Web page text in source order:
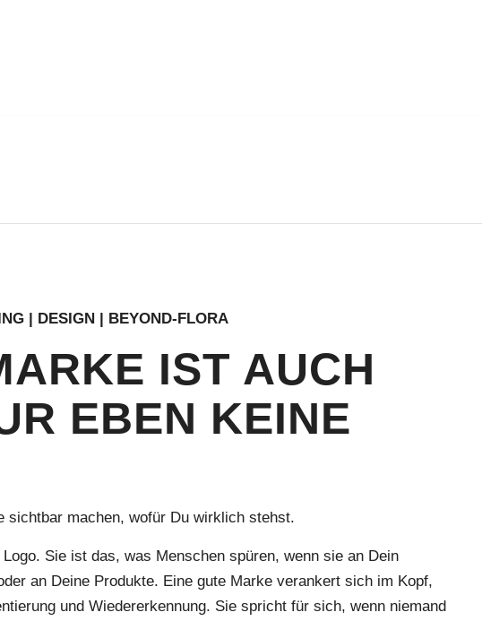
| DESIGN | BEYOND-FLORA
IST AUCH
EBEN KEINE
sichtbar machen, wofür Du wirklich stehst.
Sie ist das, was Menschen spüren, wenn sie an Dein
an Deine Produkte. Eine gute Marke verankert sich im Kopf,
und Wiedererkennung. Sie spricht für sich, wenn niemand